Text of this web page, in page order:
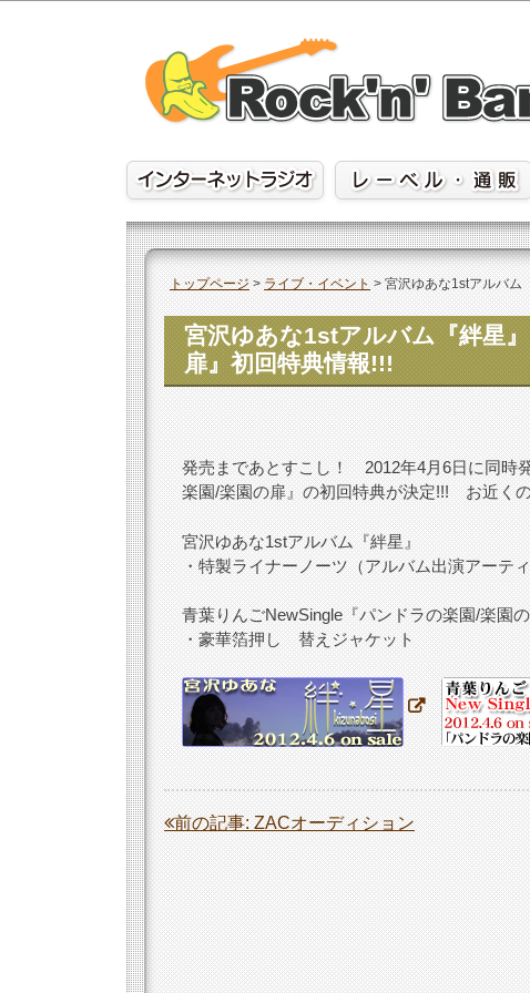
content
トップページ>ライブ・イベント>宮沢ゆあな1stアルバム
宮沢ゆあな1stアルバム『絆星
扉』初回特典情報!!!
発売まであとすこし！ 2012年4月6日に同時
楽園/楽園の扉』の初回特典が決定!!! お近く
宮沢ゆあな1stアルバム『絆星』
・特製ライナーノーツ（アルバム出演アーテ
青葉りんごNewSingle『パンドラの楽園/楽園
・豪華箔押し 替えジャケット
投
稿
ナ
ビ
前の記事: ZACオーディション